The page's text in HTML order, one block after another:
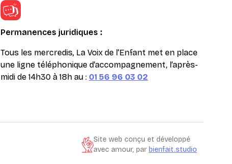
Permanences juridiques :
Tous les mercredis, La Voix de l’Enfant met en place
une ligne téléphonique d’accompagnement, l’après-
midi de 14h30 à 18h au : 01 56 96 03 02
Site web conçu et développé
avec amour, par bienfait.studio